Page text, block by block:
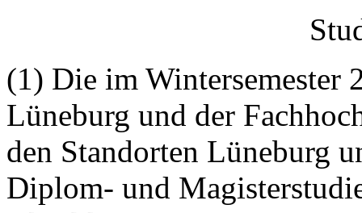
(1) Die im Wintersemester
Lüneburg und der
den Standorten Lüneburg
Diplom- und